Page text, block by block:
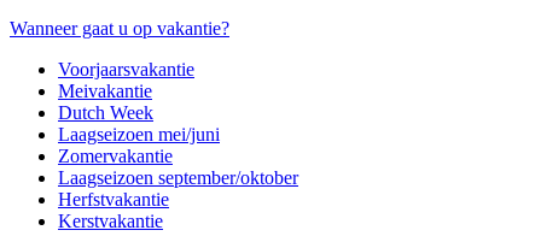
Wanneer gaat u op vakantie?
Voorjaarsvakantie
Meivakantie
Dutch Week
Laagseizoen mei/juni
Zomervakantie
Laagseizoen september/oktober
Herfstvakantie
Kerstvakantie